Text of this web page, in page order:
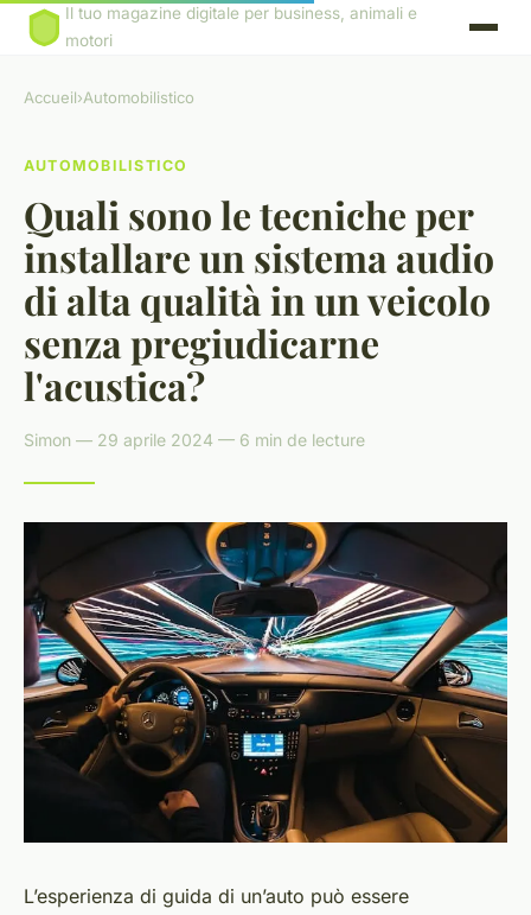
Il tuo magazine digitale per business, animali e
motori
Accueil›Automobilistico
AUTOMOBILISTICO
Quali sono le tecniche per
installare un sistema audio
di alta qualità in un veicolo
senza pregiudicarne
l'acustica?
Simon — 29 aprile 2024 — 6 min de lecture
L’esperienza di guida di un’auto può essere